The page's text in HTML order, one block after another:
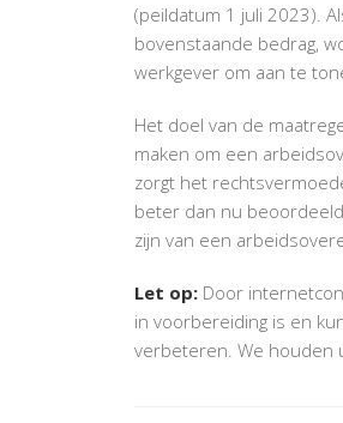
(peildatum 1 juli 2023).
bovenstaande bedrag,
werkgever om aan te
Het doel van de
maken om een
zorgt het
beter dan nu
zijn van een
Let op: Door
in voorbereiding is en
verbeteren. We houden